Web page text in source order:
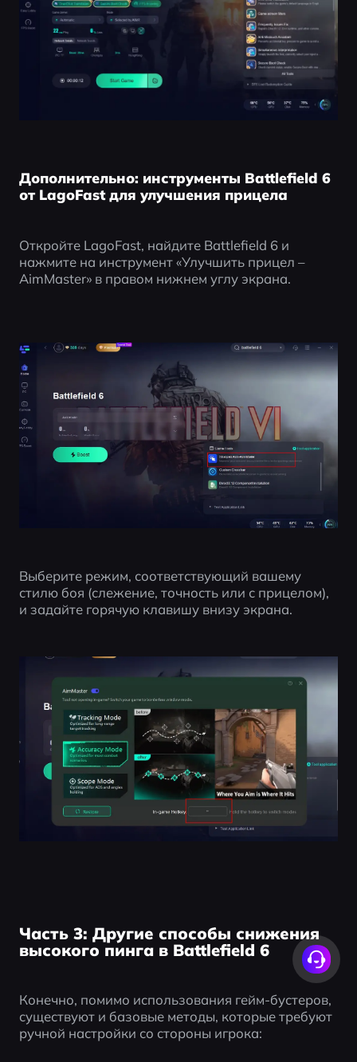
Дополнительно: инструменты Battlefield 6
от LagoFast для улучшения прицела
Откройте LagoFast, найдите Battlefield 6 и
нажмите на инструмент «Улучшить прицел –
AimMaster» в правом нижнем углу экрана.
Выберите режим, соответствующий вашему
стилю боя (слежение, точность или с прицелом),
и задайте горячую клавишу внизу экрана.
Часть 3: Другие способы снижения
высокого пинга в Battlefield 6
Конечно, помимо использования гейм-бустеров,
существуют и базовые методы, которые требуют
ручной настройки со стороны игрока: